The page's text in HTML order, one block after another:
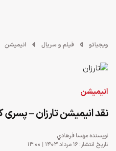
ویجیاتو فیلم و سریال انیمیشن
انیمیشن
نقد انیمیشن تارزان –
نویسندهمهسا فرهادي
تاریخ انتشار: ۱۶ مرداد ۱۴۰۳ | ۱۳:۰۰